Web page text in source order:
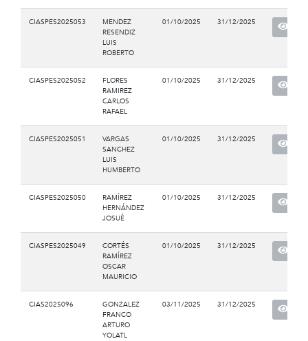
CIASPES2025053
MENDEZ
RESENDIZ
LUIS
ROBERTO
01/10/2025 31/12/2025
CIASPES2025052
FLORES
RAMIREZ
CARLOS
RAFAEL
01/10/2025 31/12/2025
CIASPES2025051
VARGAS
SANCHEZ
LUIS
HUMBERTO
01/10/2025 31/12/2025
CIASPES2025050
RAMÍREZ
HERNÁNDEZ
JOSUÉ
01/10/2025 31/12/2025
CIASPES2025049
CORTÉS
RAMÍREZ
OSCAR
MAURICIO
01/10/2025 31/12/2025
CIAS2025096
GONZALEZ
FRANCO
ARTURO
YOLATL
03/11/2025 31/12/2025